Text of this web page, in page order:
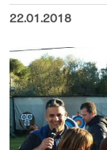
22.01.2018